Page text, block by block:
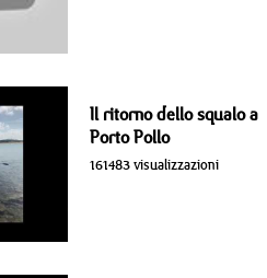
Il ritorno dello squalo a
Porto Pollo
161483 visualizzazioni